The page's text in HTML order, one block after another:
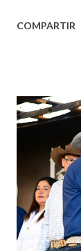
municipal,
Corazón
informó que
metros
Nieto, entre
lo que se
llevará este
Asunción,
los edificios
COMPARTIR